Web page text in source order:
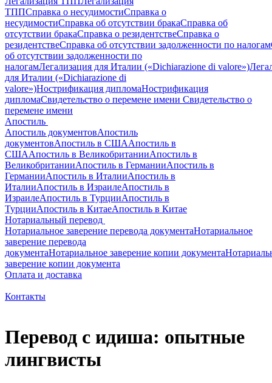
ТППСправка о несудимостиСправка о
несудимостиСправка об отсутствии бракаСправка об
отсутствии бракаСправка о резидентствеСправка о
резидентствеСправка об отсутствии задолженности по налогам
об отсутствии задолженности по
налогамЛегализация для Италии («Dichiarazione di valore»)
для Италии («Dichiarazione di
valore»)Нострификация дипломаНострификация
дипломаСвидетельство о перемене имени Свидетельство о
перемене имени
Апостиль
Апостиль документовАпостиль
документовАпостиль в СШААпостиль в
СШААпостиль в ВеликобританииАпостиль в
ВеликобританииАпостиль в ГерманииАпостиль в
ГерманииАпостиль в ИталииАпостиль в
ИталииАпостиль в ИзраилеАпостиль в
ИзраилеАпостиль в ТурцииАпостиль в
ТурцииАпостиль в КитаеАпостиль в Китае
Нотариальный перевод
Нотариальное заверение перевода документаНотариальное
заверение перевода
документаНотариальное заверение копии документа
заверение копии документа
Оплата и доставка
Контакты
Перевод с идиша: опытные
лингвисты